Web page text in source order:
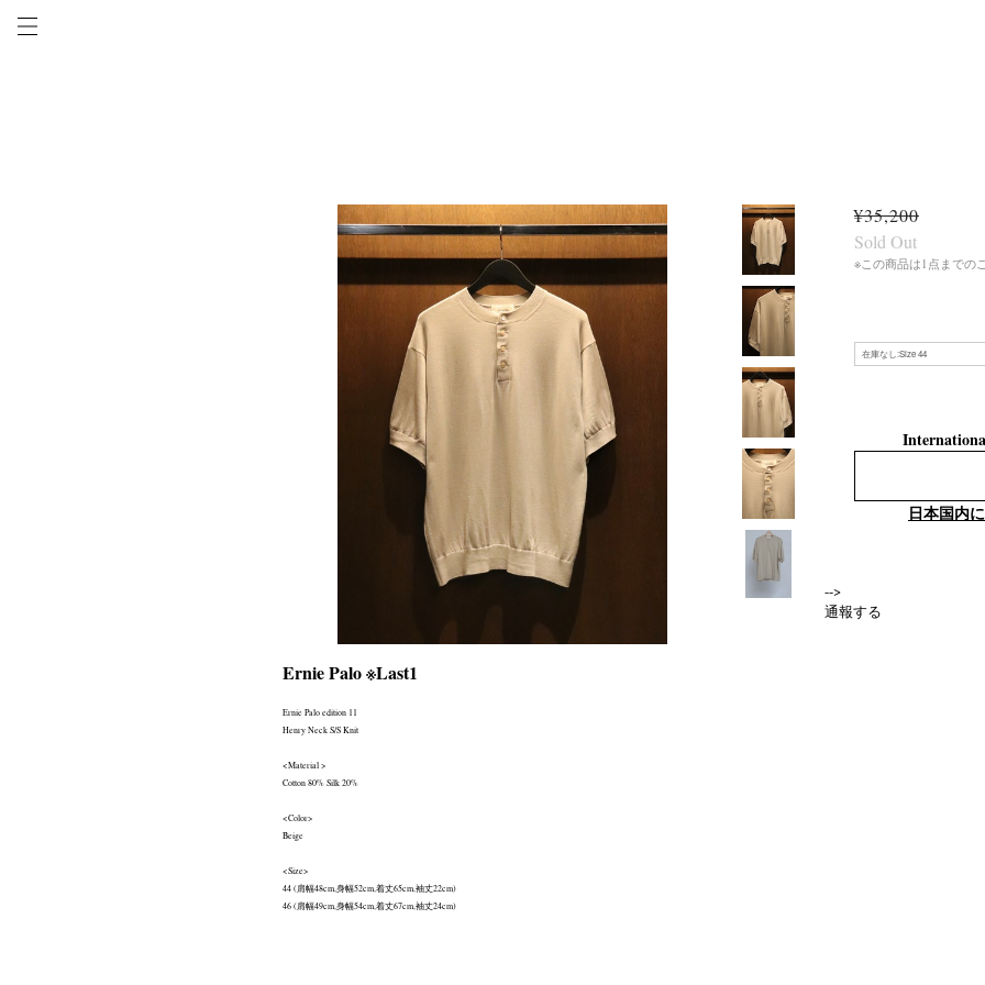
Ernie Palo ※Last1
Ernie Palo edition 11
Henry Neck S/S Knit
<Material >
Cotton 80% Silk 20%
<Color>
Beige
<Size>
44 (肩幅48cm,身幅52cm,着丈65cm,袖丈22cm)
46 (肩幅49cm,身幅54cm,着丈67cm,袖丈24cm)
¥35,200
Sold Out
※この商品は1点までの
日本国内
-->
通報する